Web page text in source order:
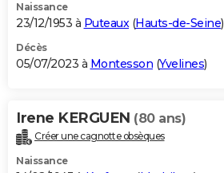
Naissance
23/12/1953 à Puteaux(Hauts-de-Seine)
Décès
05/07/2023 à Montesson (Yvelines)
Irene KERGUEN (80 ans)
Créer une cagnotte obsèques
Naissance